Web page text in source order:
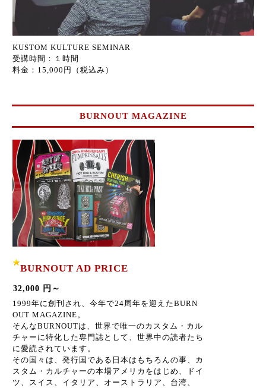
KUSTOM KULTURE SEMINAR
受講時間：１時間
料金：15,000円（税込み）
BURNOUT MAGAZINE
BURNOUT AD PRICE
32,000 円～
1999年に創刊され、今年で24周年を迎えたBURN
OUT MAGAZINE。
そんなBURNOUTは、世界で唯一のカスタム・カル
チャーに特化した専門誌として、世界中の読者たち
に愛読されています。
その国々は、発行国である日本はもちろんの事、カ
スタム・カルチャーの本場アメリカをはじめ、ドイ
ツ、スイス、イタリア、オーストラリア、台湾、